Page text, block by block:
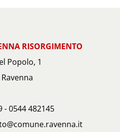
RISORGIMENTO
Popolo, 1
- 0544 482145